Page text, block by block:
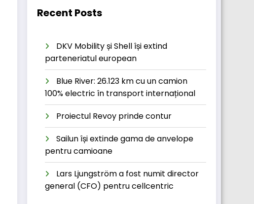
Recent Posts
DKV Mobility și Shell își extind
parteneriatul european
Blue River: 26.123 km cu un camion
100% electric în transport internațional
Proiectul Revoy prinde contur
Sailun își extinde gama de anvelope
pentru camioane
Lars Ljungström a fost numit director
general (CFO) pentru cellcentric